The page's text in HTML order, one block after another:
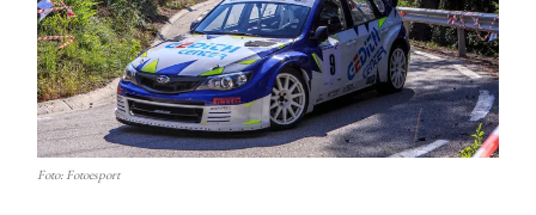
Foto: Fotoesport